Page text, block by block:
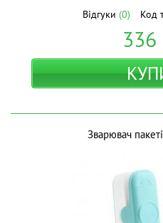
Відгуки (0) Код
336
Зварювач